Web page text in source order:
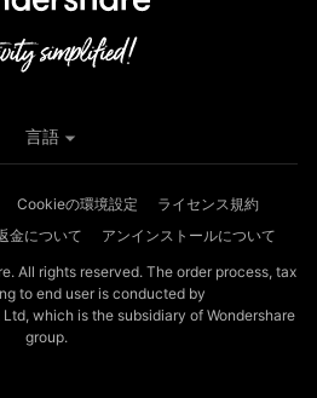
Cookieの環境設定
ライセンス規約
金について
アンインストールについて
All rights reserved. The order process, tax
to end user is conducted by
which is the subsidiary of Wondershare
group.
言語